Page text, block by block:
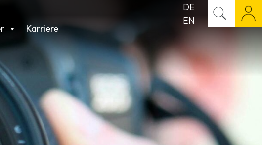
Karriere
DE
EN